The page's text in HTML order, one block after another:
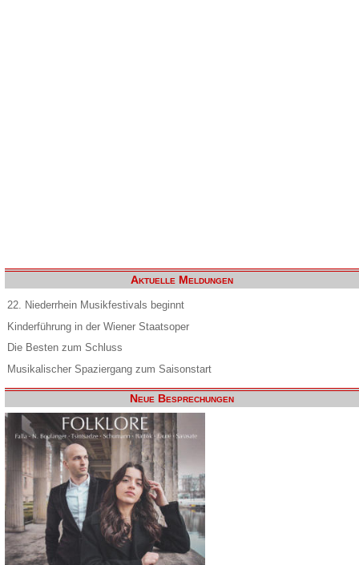
Aktuelle Meldungen
22. Niederrhein Musikfestivals beginnt
Kinderführung in der Wiener Staatsoper
Die Besten zum Schluss
Musikalischer Spaziergang zum Saisonstart
Neue Besprechungen